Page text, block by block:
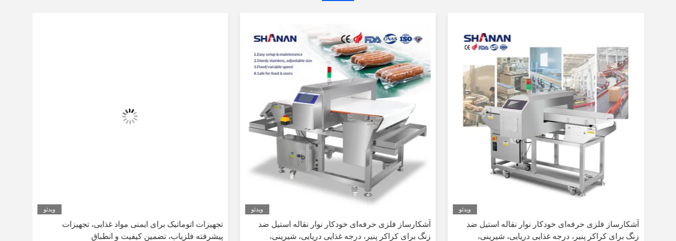
ویدئو
آشکارساز فلزی حرفه‌ای خودکار نوار نقاله استیل ضد
زنگ برای کراکر پنیر، درجه غذایی دریایی، شیرینی،
ویدئو
آشکارساز فلزی حرفه‌ای خودکار نوار نقاله استیل ضد
زنگ برای کراکر پنیر، درجه غذایی دریایی، شیرینی،
ویدئو
تجهیزات اتوماتیک برای ایمنی مواد غذایی، تجهیزات
پیشرفته فلزیاب، تضمین کیفیت و انطباق